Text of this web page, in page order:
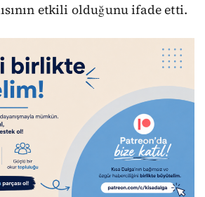
etkili olduğunu ifade etti.